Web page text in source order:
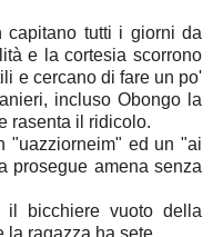
capitano tutti i giorni da
e la cortesia scorrono
e cercano di fare un po'
incluso Obongo la
rasenta il ridicolo.
"uazziorneim" ed un "ai
prosegue amena senza
bicchiere vuoto della